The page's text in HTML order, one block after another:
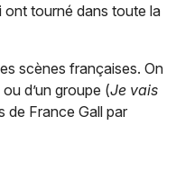
ont tourné dans toute la
scènes françaises. On
d’un groupe (Je vais
de France Gall par